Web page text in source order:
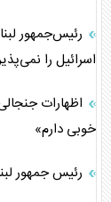
رئیس‌جمهور
اسرائیل را
اظهارات
خوبی دارم»
رئیس جمهور